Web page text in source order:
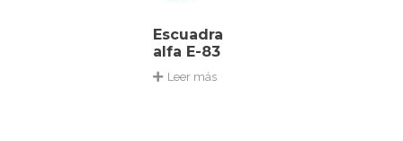
Escuadra
alfa E-83
Leer más